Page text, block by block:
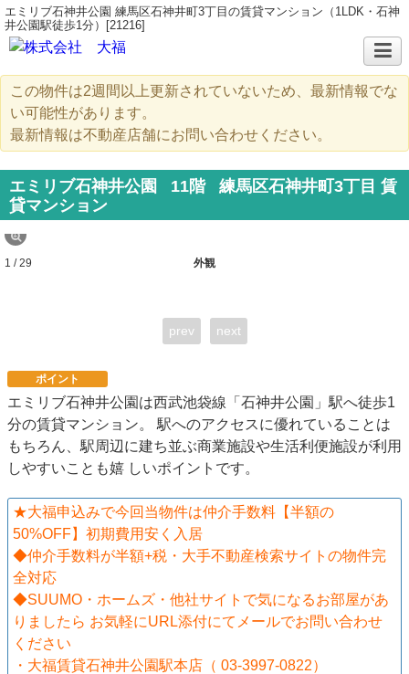
エミリブ石神井公園 練馬区石神井町3丁目の賃貸マンション（1LDK・石神
井公園駅徒歩1分）[21216]
この物件は2週間以上更新されていないため、最新情報でな
い可能性があります。
最新情報は不動産店舗にお問い合わせください。
エミリブ石神井公園 11階
練馬区石神井町3丁目 賃
貸マンション
外観
1 / 29
prev next
ポイント
エミリブ石神井公園は西武池袋線「石神井公園」駅へ徒歩1
分の賃貸マンション。 駅へのアクセスに優れていることは
もちろん、駅周辺に建ち並ぶ商業施設や生活利便施設が利用
しやすいことも嬉 しいポイントです。
★大福申込みで今回当物件は仲介手数料【半額の
50%OFF】初期費用安く入居
◆仲介手数料が半額+税・大手不動産検索サイトの物件完
全対応
◆SUUMO・ホームズ・他社サイトで気になるお部屋があ
りましたら お気軽にURL添付にてメールでお問い合わせ
ください
・大福賃貸石神井公園駅本店（ 03-3997-0822）